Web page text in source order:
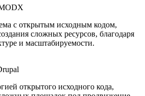
с открытым исходным кодом,
сложных ресурсов, благодаря
и масштабируемости.
открытого исходного кода,